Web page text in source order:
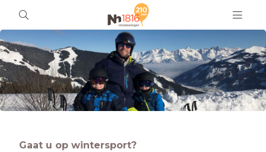
Gaat u op wintersport?